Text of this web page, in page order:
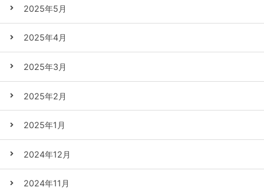
2025年5月
2025年4月
2025年3月
2025年2月
2025年1月
2024年12月
2024年11月